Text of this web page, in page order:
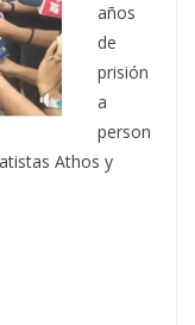
años
de
prisión
a
person
Athos y